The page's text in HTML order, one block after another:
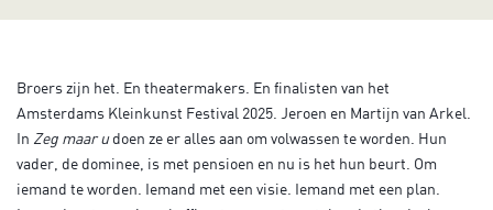
Broers zijn het. En theatermakers. En finalisten van het
Amsterdams Kleinkunst Festival 2025. Jeroen en Martijn van Arkel.
In Zeg maar udoen ze er alles aan om volwassen te worden. Hun
vader, de dominee, is met pensioen en nu is het hun beurt. Om
iemand te worden. Iemand met een visie. Iemand met een plan.